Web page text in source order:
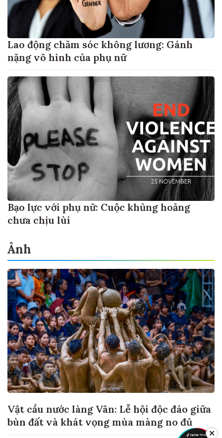
Lao động chăm sóc không lương: Gánh
nặng vô hình của phụ nữ
Bạo lực với phụ nữ: Cuộc khủng hoảng
chưa chịu lùi
Ảnh
Vật cầu nước làng Vân: Lễ hội độc đáo giữa
bùn đất và khát vọng mùa màng no đủ
✕